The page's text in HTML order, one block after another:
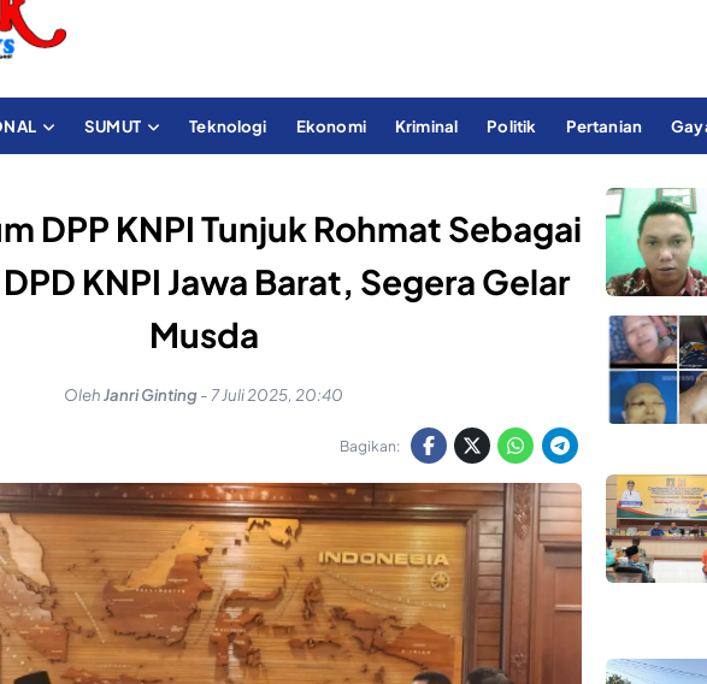
SUMUT Teknologi Ekonomi Kriminal Politik Pertanian
DPP KNPI Tunjuk Rohmat Sebagai
KNPI Jawa Barat, Segera Gelar
Musda
OlehJanri Ginting- 7 Juli 2025, 20:40
Bagikan: